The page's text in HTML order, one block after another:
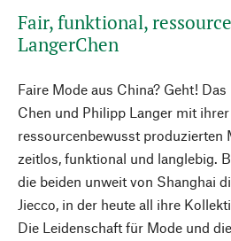
Fair, funktional,
LangerChen
Faire Mode aus China? Geht!
Chen und Philipp Langer mit
ressourcenbewusst produzierten
zeitlos, funktional und langlebig.
die beiden unweit von Shanghai
Jiecco, in der heute all ihre
Die Leidenschaft für Mode und